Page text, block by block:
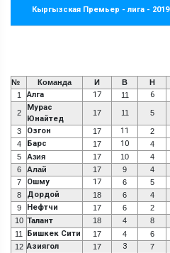
Кыргызская Премьер - лига - 2019
№ Команда И В Н
1
Алга 17 11 6
2
Мурас
Юнайтед
17 11 5
3 Озгон 17 11 2
4 Барс 17 10 4
5 Азия 17 10 4
6
Алай 17 9 4
7
Ошму 17 6 5
8 Дордой 18 6 4
9 Нефтчи 17 6 2
10 Талант 18 4 8
11
Бишкек Сити 17 4 6
12 Азиягол 17 3 7